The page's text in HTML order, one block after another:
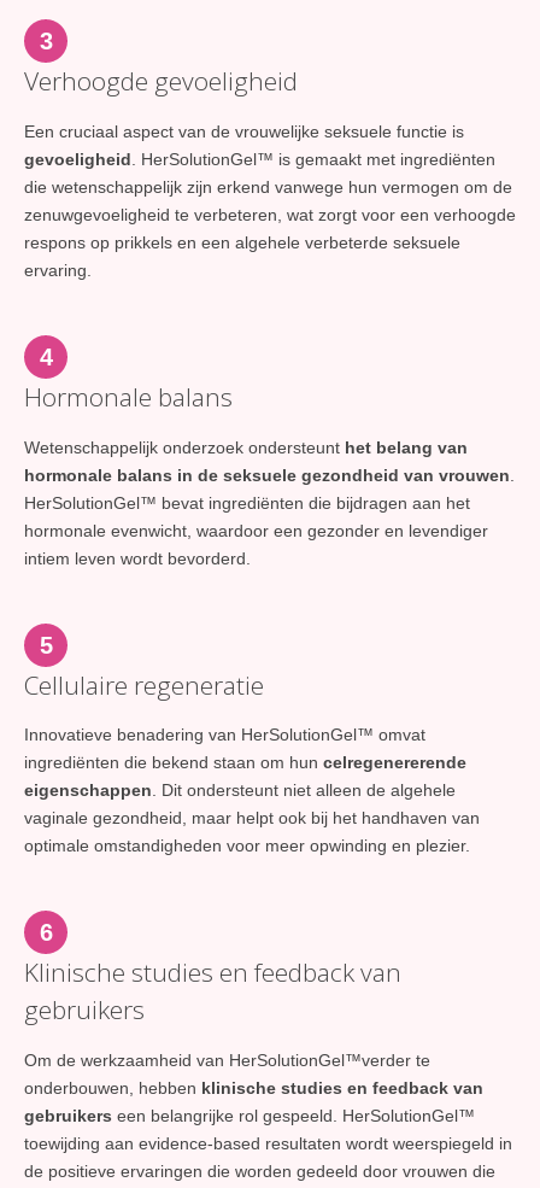
3
Verhoogde gevoeligheid
Een cruciaal aspect van de vrouwelijke seksuele functie is
gevoeligheid . HerSolutionGel™ is gemaakt met ingrediënten
die wetenschappelijk zijn erkend vanwege hun vermogen om de
zenuwgevoeligheid te verbeteren, wat zorgt voor een verhoogde
respons op prikkels en een algehele verbeterde seksuele
ervaring.
4
Hormonale balans
Wetenschappelijk onderzoek ondersteunt het belang van
hormonale balans in de seksuele gezondheid van vrouwen
HerSolutionGel™ bevat ingrediënten die bijdragen aan het
hormonale evenwicht, waardoor een gezonder en levendiger
intiem leven wordt bevorderd.
5
Cellulaire regeneratie
Innovatieve benadering van HerSolutionGel™ omvat
ingrediënten die bekend staan om hun celregenererende
eigenschappen. Dit ondersteunt niet alleen de algehele
vaginale gezondheid, maar helpt ook bij het handhaven van
optimale omstandigheden voor meer opwinding en plezier.
6
Klinische studies en feedback van
gebruikers
Om de werkzaamheid van HerSolutionGel™verder te
onderbouwen, hebben klinische studies en feedback van
gebruikers een belangrijke rol gespeeld. HerSolutionGel™
toewijding aan evidence-based resultaten wordt weerspiegeld in
de positieve ervaringen die worden gedeeld door vrouwen die